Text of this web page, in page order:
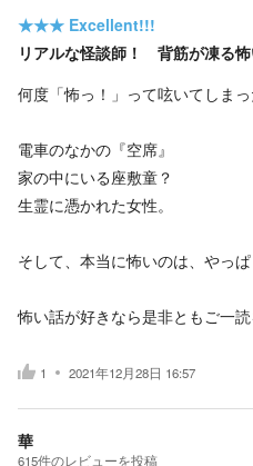
★★★ Excellent!!!
リアルな怪談師！ 背筋が凍る怖
何度「怖っ！」って呟いてしま
電車のなかの『空席』
家の中にいる座敷童？
生霊に憑かれた女性。
そして、本当に怖いのは、やっ
怖い話が好きなら是非ともご一
1 2021年12月28日 16:57
華
615件のレビューを投稿